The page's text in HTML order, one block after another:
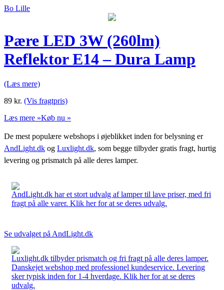
Bo Lille
Pære LED 3W (260lm)
Reflektor E14 – Dura Lamp
(Læs mere)
89 kr. (Vis fragtpris)
Læs mere »Køb nu »
De mest populære webshops i øjeblikket inden for belysning er
AndLight.dk og Luxlight.dk, som begge tilbyder gratis fragt, hurtig
levering og prismatch på alle deres lamper.
AndLight.dk har et stort udvalg af lamper til lave priser, med fri
fragt på alle varer. Klik her for at se deres udvalg.
Se udvalget på AndLight.dk
Luxlight.dk tilbyder prismatch og fri fragt på alle deres lamper.
Danskejet webshop med professionel kundeservice. Levering
sker typisk inden for 1-4 hverdage. Klik her for at se deres
udvalg.